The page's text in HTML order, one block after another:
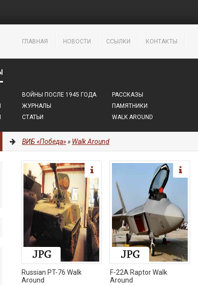
ГЛАВНАЯ НОВОСТИ ССЫЛКИ КОНТАКТЫ
ВОЙНЫ ПОСЛЕ 1945 ГОДА
ЖУРНАЛЫ
СТАТЬИ
РАССКАЗЫ
ПАМЯТНИКИ
WALK AROUND
ВИБ «Победа»» Walk Around
Russian PT-76 Walk
Around
F-22A Raptor Walk
Around